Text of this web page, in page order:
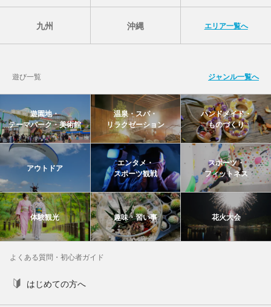
九州 沖縄 エリア一覧へ
遊び一覧 ジャンル一覧へ
遊園地・
テーマパーク・美術館
温泉・スパ・
リラクゼーション
ハンドメイド・
ものづくり
アウトドア
エンタメ・
スポーツ観戦
スポーツ・
フィットネス
体験観光 趣味・習い事 花火大会
よくある質問・初心者ガイド
はじめての方へ